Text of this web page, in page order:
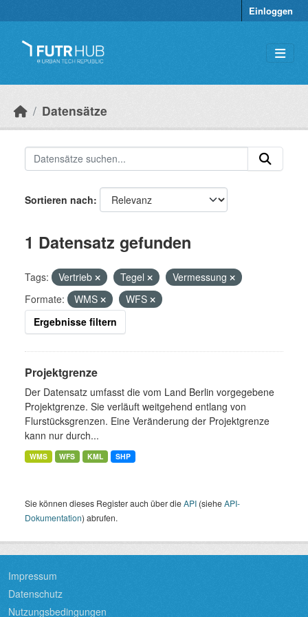
Einloggen
Datensätze
Sortieren nach
1 Datensatz gefunden
Tags: Vertrieb Tegel
Vermessung
Formate:
WMS
WFS
Ergebnisse filtern
Projektgrenze
Der Datensatz umfasst die vom Land Berlin vorgegebene
Projektgrenze. Sie verläuft weitgehend entlang von
Flurstücksgrenzen. Eine Veränderung der Projektgrenze
kann nur durch...
WMS WFS KML SHP
Sie können dieses Register auch über dieAPI (sieheAPI-
Dokumentation) abrufen.
Impressum
Datenschutz
Nutzungsbedingungen